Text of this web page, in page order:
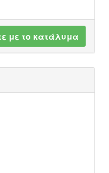
με το κατάλυμα